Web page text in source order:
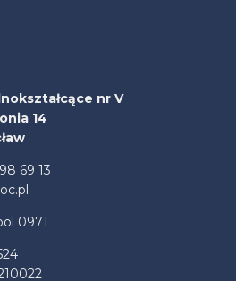
nr V
14
69 13
0971